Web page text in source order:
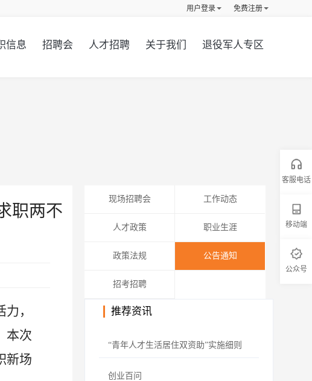
免费注册
用户登录
信息 招聘会 人才招聘 关于我们 退役军人专区
职两不
，
本次
新场
现场招聘会 工作动态
人才政策 职业生涯
政策法规 公告通知
招考招聘
推荐资讯
“青年人才生活居住双资助”实施细则
创业百问
客服电话
移动端
公众号